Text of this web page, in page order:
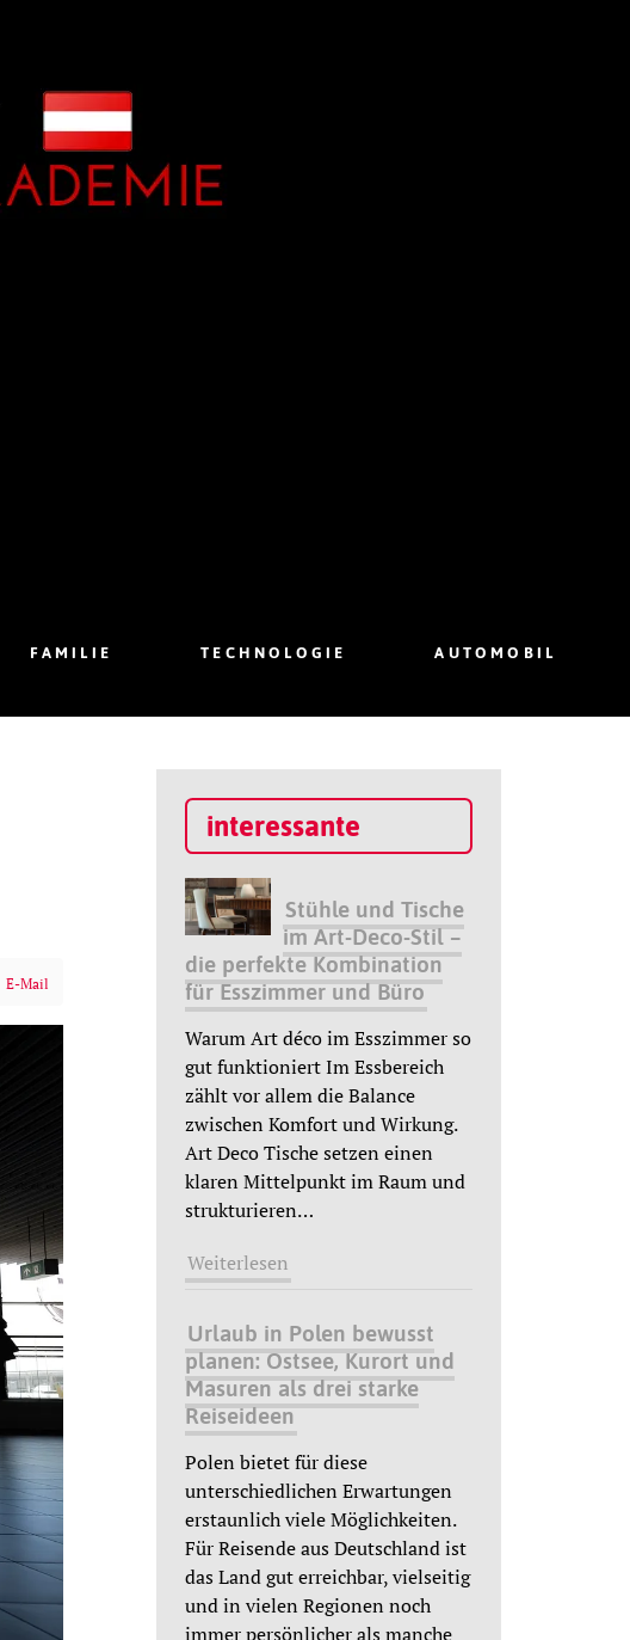
FAMILIE TECHNOLOGIE AUTOMOBIL
E-Mail
interessante
Stühle und Tische
im Art-Deco-Stil –
die perfekte Kombination
für Esszimmer und Büro
Warum Art déco im Esszimmer so
gut funktioniert Im Essbereich
zählt vor allem die Balance
zwischen Komfort und Wirkung.
Art Deco Tische setzen einen
klaren Mittelpunkt im Raum und
strukturieren…
Weiterlesen
Urlaub in Polen bewusst
planen: Ostsee, Kurort und
Masuren als drei starke
Reiseideen
Polen bietet für diese
unterschiedlichen Erwartungen
erstaunlich viele Möglichkeiten.
Für Reisende aus Deutschland ist
das Land gut erreichbar, vielseitig
und in vielen Regionen noch
immer persönlicher als manche